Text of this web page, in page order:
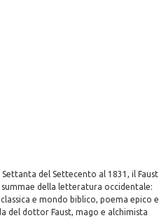
del Settecento al 1831, il Faust
della letteratura occidentale:
e mondo biblico, poema epico e
del dottor Faust, mago e alchimista